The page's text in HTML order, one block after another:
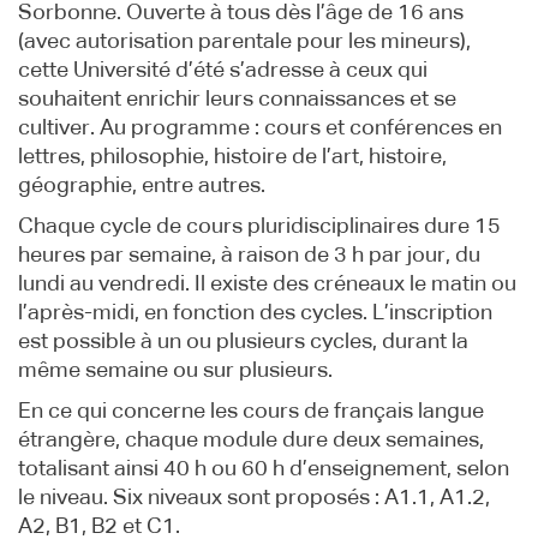
Sorbonne. Ouverte à tous dès l’âge de 16 ans
(avec autorisation parentale pour les mineurs),
cette Université d’été s’adresse à ceux qui
souhaitent enrichir leurs connaissances et se
cultiver. Au programme : cours et conférences en
lettres, philosophie, histoire de l’art, histoire,
géographie, entre autres.
Chaque cycle de cours pluridisciplinaires dure 15
heures par semaine, à raison de 3 h par jour, du
lundi au vendredi. Il existe des créneaux le matin ou
l’après-midi, en fonction des cycles. L’inscription
est possible à un ou plusieurs cycles, durant la
même semaine ou sur plusieurs.
En ce qui concerne les cours de français langue
étrangère, chaque module dure deux semaines,
totalisant ainsi 40 h ou 60 h d’enseignement, selon
le niveau. Six niveaux sont proposés : A1.1, A1.2,
A2, B1, B2 et C1.